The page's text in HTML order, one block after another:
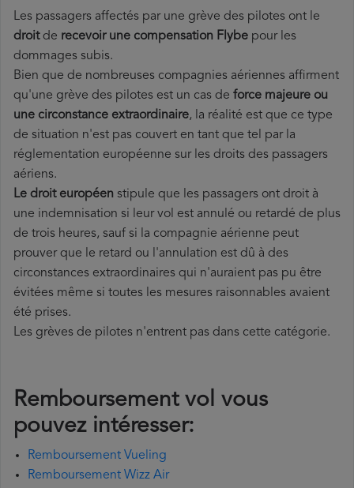
Les passagers affectés par une grève des pilotes ont le
droitde recevoir une compensation Flybe pour les
dommages subis.
Bien que de nombreuses compagnies aériennes affirment
qu'une grève des pilotes est un cas de force majeure ou
une circonstance extraordinaire, la réalité est que ce type
de situation n'est pas couvert en tant que tel par la
réglementation européenne sur les droits des passagers
aériens.
Le droit européen stipule que les passagers ont droit à
une indemnisation si leur vol est annulé ou retardé de plus
de trois heures, sauf si la compagnie aérienne peut
prouver que le retard ou l'annulation est dû à des
circonstances extraordinaires qui n'auraient pas pu être
évitées même si toutes les mesures raisonnables avaient
été prises.
Les grèves de pilotes n'entrent pas dans cette catégorie.
Remboursement vol vous
pouvez intéresser:
Remboursement Vueling
Remboursement Wizz Air